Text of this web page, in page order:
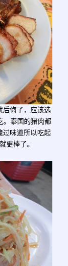
后悔了，应该选
泰国的猪肉都
过味道所以吃起
更棒了。